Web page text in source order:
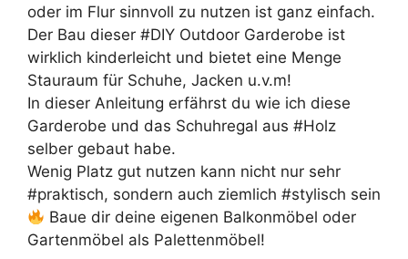
oder im Flur sinnvoll zu nutzen ist ganz einfach.
Der Bau dieser #DIY Outdoor Garderobe ist
wirklich kinderleicht und bietet eine Menge
Stauraum für Schuhe, Jacken u.v.m!
In dieser Anleitung erfährst du wie ich diese
Garderobe und das Schuhregal aus #Holz
selber gebaut habe.
Wenig Platz gut nutzen kann nicht nur sehr
#praktisch, sondern auch ziemlich #stylisch sein
Baue dir deine eigenen Balkonmöbel oder
Gartenmöbel als Palettenmöbel!